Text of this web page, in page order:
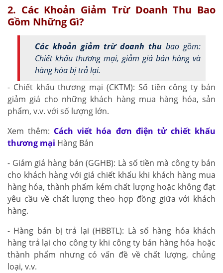
2. Các Khoản Giảm Trừ Doanh Thu Bao
Gồm Những Gì?
Các khoản giảm trừ doanh thu bao gồm:
Chiết khấu thương mại, giảm giá bán hàng và
hàng hóa bị trả lại.
- Chiết khấu thương mại (CKTM): Số tiền công ty bán
giảm giá cho những khách hàng mua hàng hóa, sản
phẩm, v.v. với số lượng lớn.
Xem thêm: Cách viết hóa đơn điện tử chiết khấu
thương mại Hàng Bán
- Giảm giá hàng bán (GGHB): Là số tiền mà công ty bán
cho khách hàng với giá chiết khấu khi khách hàng mua
hàng hóa, thành phẩm kém chất lượng hoặc không đạt
yêu cầu về chất lượng theo hợp đồng giữa với khách
hàng.
- Hàng bán bị trả lại (HBBTL): Là số hàng hóa khách
hàng trả lại cho công ty khi công ty bán hàng hóa hoặc
thành phẩm nhưng có vấn đề về chất lượng, chủng
loại, v.v.